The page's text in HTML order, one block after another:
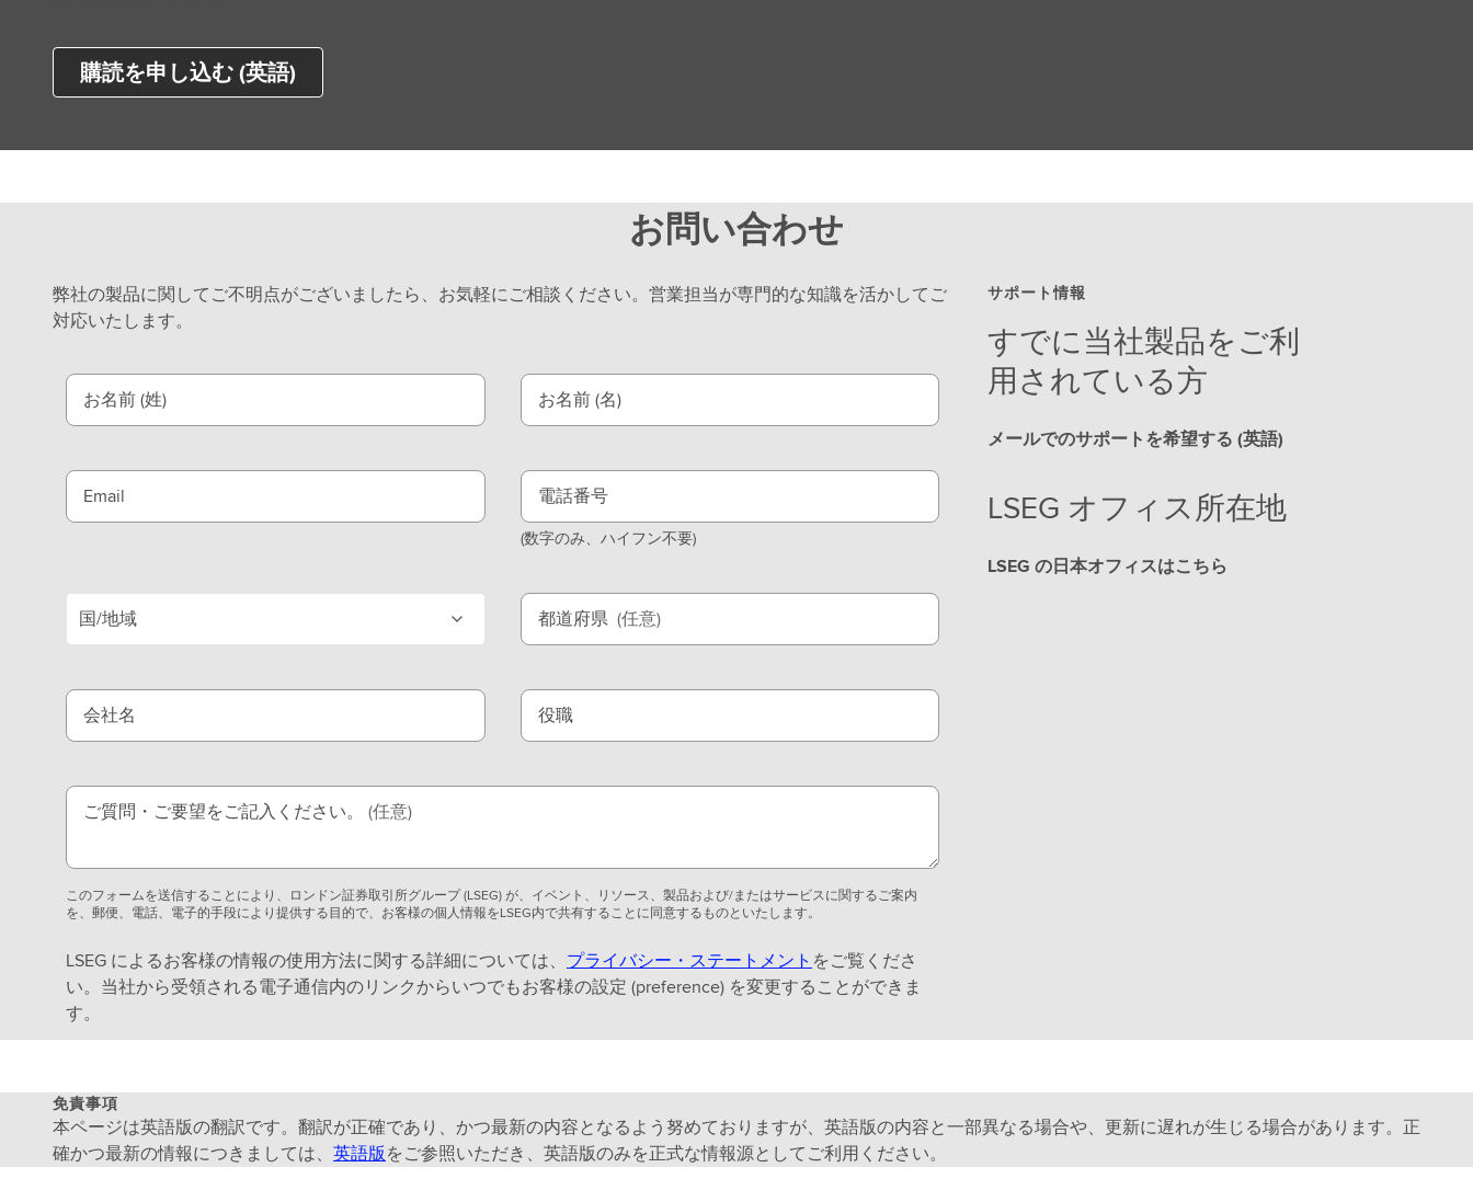
購読を申し込む (英語)
お問い合わせ
弊社の製品に関してご不明点がございましたら、お気軽にご相談ください。営業担当が専門的な知識を活かしてご
対応いたします。
お名前 (姓) お名前 (名)
Email 電話番号
(数字のみ、ハイフン不要)
国/地域 都道府県 (任意)
会社名 役職
ご質問・ご要望をご記入ください。 (任意)
このフォームを送信することにより、ロンドン証券取引所グループ (LSEG) が、イベント、リソース、製品および/またはサービスに関するご案内
を、郵便、電話、電子的手段により提供する目的で、お客様の個人情報をLSEG内で共有することに同意するものといたします。
LSEG によるお客様の情報の使用方法に関する詳細については、 プライバシー・ステートメント をご覧くださ
い。当社から受領される電子通信内のリンクからいつでもお客様の設定 (preference) を変更することができま
す。
サポート情報
すでに当社製品をご利
用されている方
メールでのサポートを希望する (英語)
LSEG オフィス所在地
LSEG の日本オフィスはこちら
免責事項
本ページは英語版の翻訳です。翻訳が正確であり、かつ最新の内容となるよう努めておりますが、英語版の内容と一部異なる場合や、更新に遅れが生じる場合があります。正
確かつ最新の情報につきましては、 英語版をご参照いただき、英語版のみを正式な情報源としてご利用ください。